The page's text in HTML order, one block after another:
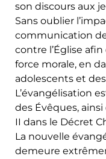
son discours aux
Sans oublier
communication
contre l’Église
force morale, en
adolescents et
L’évangélisation
des Évêques,
II dans le Décret
La nouvelle
demeure